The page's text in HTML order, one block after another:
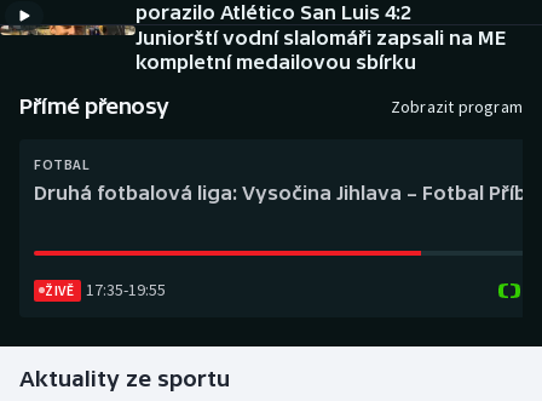
Baseball a softbal
Basketbal
Biatlon
Dostihy
Soutěže
Historické návraty
Aplikace ČT sport
porazilo Atlético San Luis 4:2
Juniorští vodní slalomáři zapsali na ME
kompletní medailovou sbírku
Přímé přenosy Zobrazit program
FOTBAL
Druhá fotbalová liga: Vysočina Jihlava – Fotbal
ŽIVĚ 17:35-19:55
Aktuality ze sportu